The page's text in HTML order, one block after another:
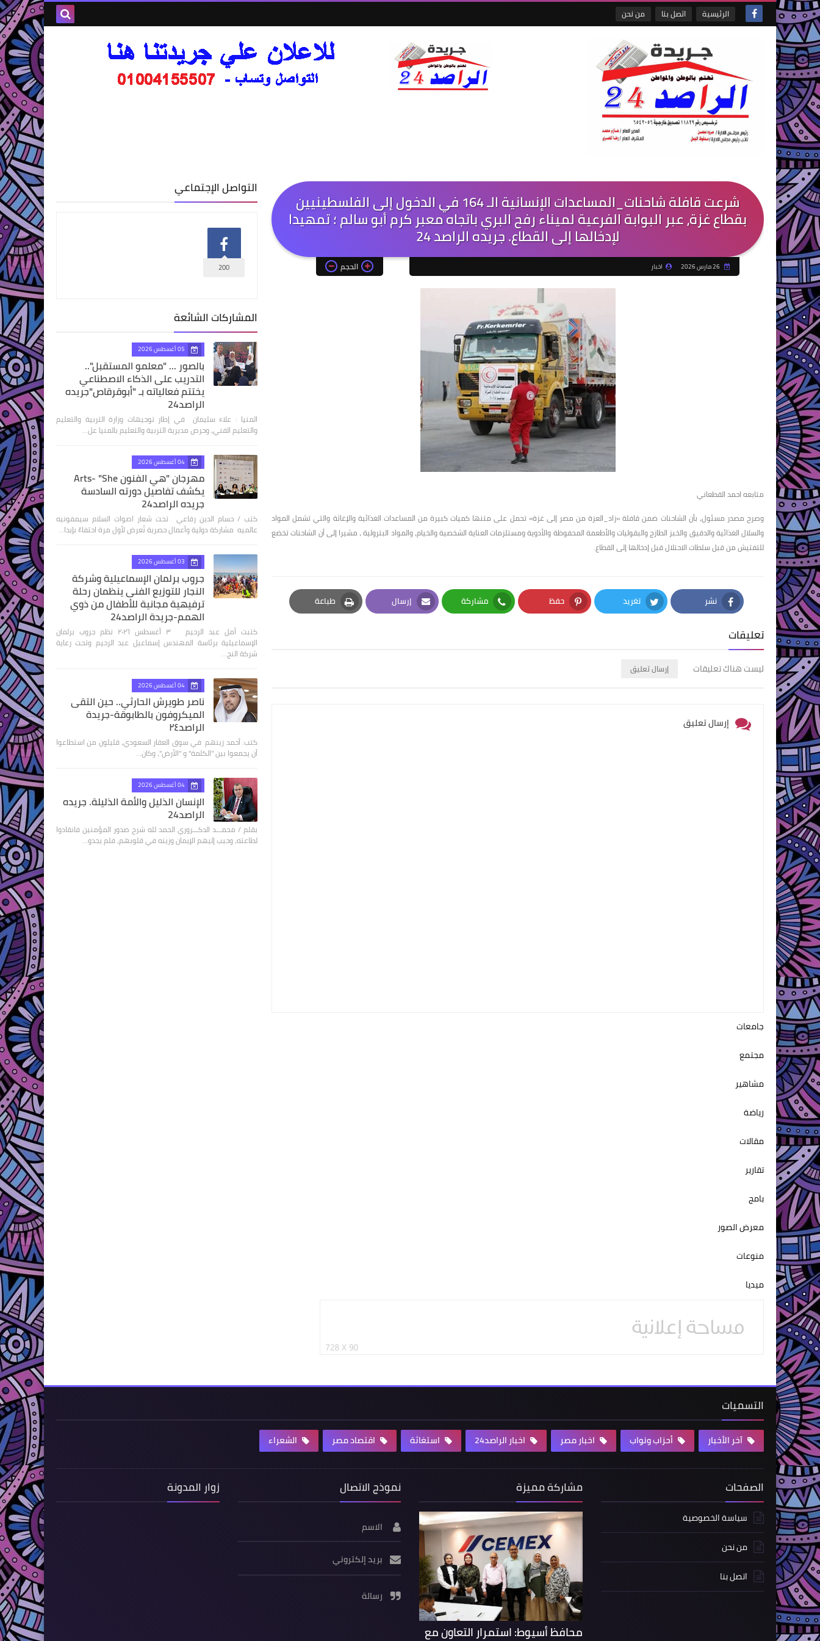
الرئيسية اتصل بنا من نحن
شرعت قافلة شاحنات_المساعدات الإنسانية الـ 164 في الدخول إلى الفلسطينيين
بقطاع غزة، عبر البوابة الفرعية لميناء رفح البري باتجاه معبر كرم أبو سالم ؛ تمهيدا
لإدخالها إلى القطاع. جريده الراصد 24
اخبار الحجم
متابعه احمد القطعاني
وصرح مصدر مسئول، بأن الشاحنات ضمن قافلة «زاد_العزة من مصر إلى غزة» تحمل على متنها كميات كبيرة من المساعدات الغذائية والإغاثة والتي تشمل المواد
والسلال الغذائية والدقيق والخبز الطازج والبقوليات والأطعمة المحفوظة والأدوية ومستلزمات العناية الشخصية والخيام، والمواد البترولية ، مشيرا إلى أن الشاحنات تخضع
للتفتيش من قبل سلطات الاحتلال قبل إدخالها إلى القطاع.
نشر
Facebook
تغريد
Twitter
حفظ
Pinterest
مشاركة
Whatsapp
إرسال
Email
طباعة
Print
تعليقات
ليست هناك تعليقات إرسال تعليق
إرسال تعليق
جامعات
مجتمع
مشاهير
رياضة
مقالات
تقارير
بامج
معرض الصور
منوعات
ميديا
التواصل الإجتماعي
200
المشاركات الشائعة
05 أغسطس 2026
بالصور ... "معلمو المستقبل"..
التدريب على الذكاء الاصطناعي
يختتم فعالياته بـ "أبوقرقاص"جريده
الراصد24
المنيا : علاء سليمان في إطار توجيهات وزارة التربية والتعليم
والتعليم الفني، وحرص مديرية التربية والتعليم بالمنيا عل…
04 أغسطس 2026
مهرجان "هي الفنون Arts- "She
يكشف تفاصيل دورته السادسة
جريده الراصد24
كتب / حسام الدين رفاعي تحت شعار اصوات السلام سيمفونيه
عالميه مشاركة دولية وأعمال حصرية تُعرض لأول مرة احتفاءً بإبدا…
03 أغسطس 2026
جروب برلمان الإسماعيلية وشركة
النجار للتوزيع الفنى ينظمان رحلة
ترفيهية مجانية للأطفال من ذوي
الهمم-جريدة الراصد24
كتبت أمل عبد الرحيم ٣ أغسطس ٢٠٢٦ نظم جروب برلمان
الإسماعيلية برئاسة المهندس إسماعيل عبد الرحيم وتحت رعاية
شركة النج…
04 أغسطس 2026
ناصر طويرش الحارثي.. حين التقى
الميكروفون بالطابوقة-جريدة
الراصد٢٤
كتب: أحمد زينهم في سوق العقار السعودي، قليلون من استطاعوا
أن يجمعوا بين "الكلمة" و "الأرض"، وكان…
04 أغسطس 2026
الإنسان الذليل والأمة الذليلة. جريده
الراصد24
بقلم / محمـــد الدكـــروري الحمد لله شرح صدور المؤمنين فانقادوا
لطاعته، وحبب إليهم الإيمان وزينه في قلوبهم، فلم يجدو…
التسميات
آخر الأخبار أحزاب ونواب اخبار مصر اخبار الراصد24 استغاثة اقتصاد مصر الشعراء
الصفحات
سياسة الخصوصية
من نحن
اتصل بنا
مشاركة مميزة
محافظ أسيوط: استمرار التعاون مع
نموذج الاتصال
الاسم
بريد إلكتروني
رسالة
زوار المدونة